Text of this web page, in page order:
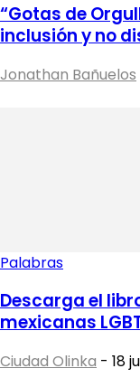
“Gotas de
inclusión y no
Jonathan Bañuelos
Palabras
Descarga el
mexicanas
Ciudad Olinka - 18